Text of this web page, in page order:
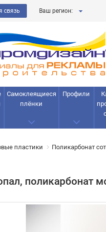
связь Ваш регион:
Самоклеящиеся
плёнки
Профили
пластики Поликарбонат
поликарбонат